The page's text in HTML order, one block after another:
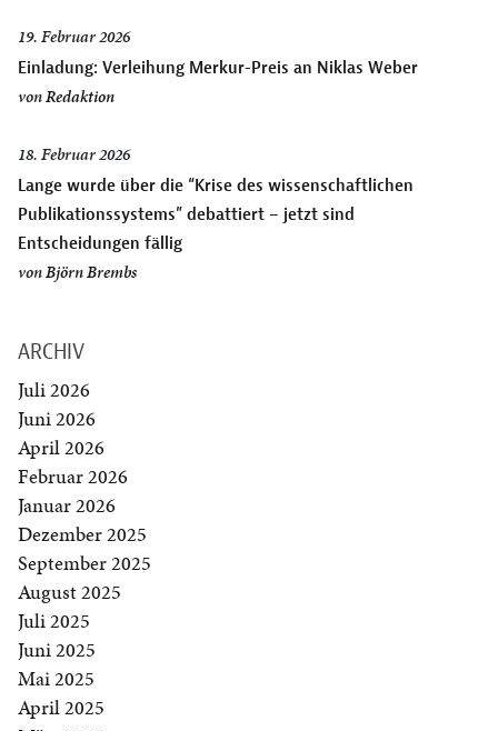
19. Februar 2026
Einladung: Verleihung Merkur-Preis an Niklas Weber
vonRedaktion
18. Februar 2026
Lange wurde über die “Krise des wissenschaftlichen
Publikationssystems” debattiert – jetzt sind
Entscheidungen fällig
vonBjörn Brembs
ARCHIV
Juli 2026
Juni 2026
April 2026
Februar 2026
Januar 2026
Dezember 2025
September 2025
August 2025
Juli 2025
Juni 2025
Mai 2025
April 2025